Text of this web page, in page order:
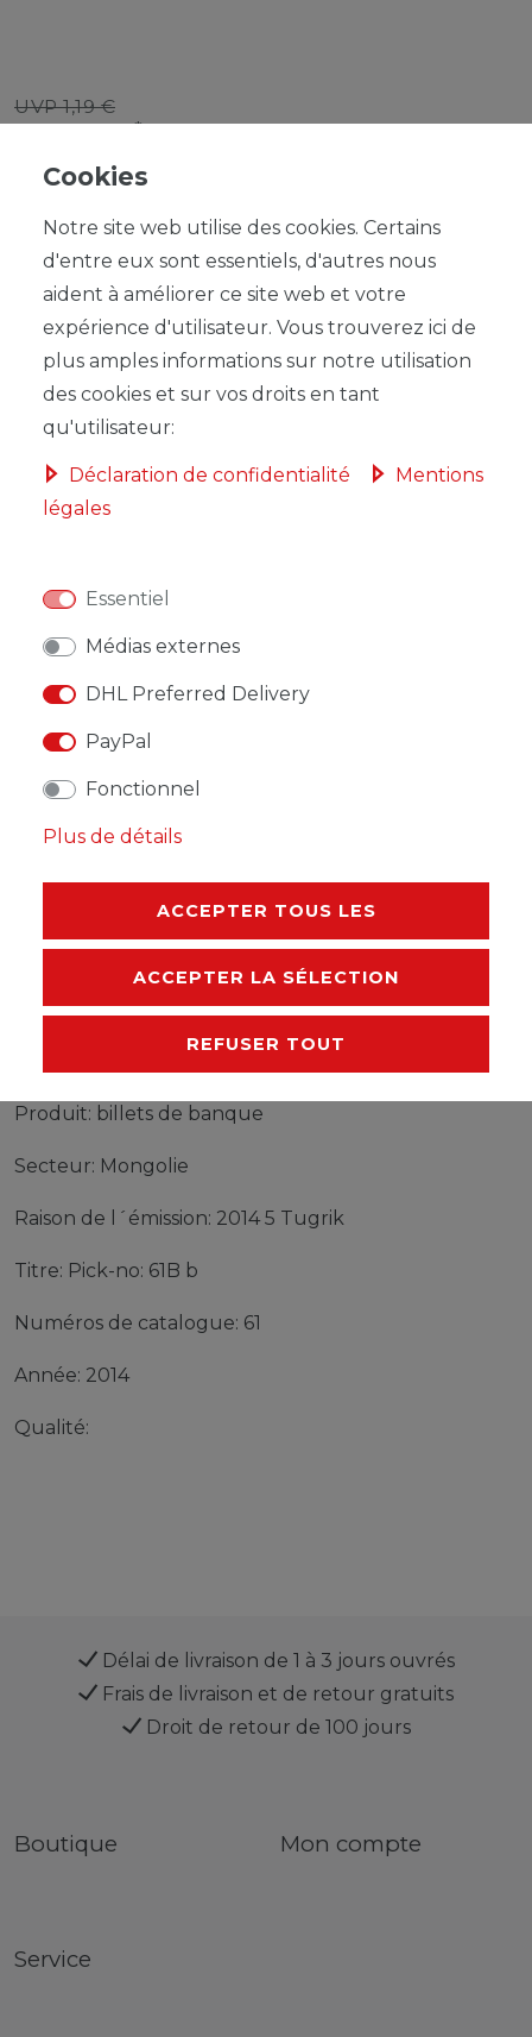
UVP 1,19 €
*
Contenu1
DANS LE PANIER
* avec TVA horsFrais de livraison
AUTRES DÉTAILS
RESPONSABLE DE L'UE
FABRICANT
billets de banque Mongolie Pick-no: 61B b 2014 5
Tugrik
Produit: billets de banque
Secteur: Mongolie
Raison de l´émission: 2014 5 Tugrik
Titre: Pick-no: 61B b
Numéros de catalogue: 61
Année: 2014
Qualité:
Délai de livraison de 1 à 3 jours ouvrés
Frais de livraison et de retour gratuits
Droit de retour de 100 jours
Boutique Mon compte
Service
Cookies
Notre site web utilise des cookies. Certains
d'entre eux sont essentiels, d'autres nous
aident à améliorer ce site web et votre
expérience d'utilisateur. Vous trouverez ici de
plus amples informations sur notre utilisation
des cookies et sur vos droits en tant
qu'utilisateur:
Déclaration de confidentialité
Mentions
légales
Essentiel
Médias externes
DHL Preferred Delivery
PayPal
Fonctionnel
Plus de détails
ACCEPTER TOUS LES
ACCEPTER LA SÉLECTION
REFUSER TOUT